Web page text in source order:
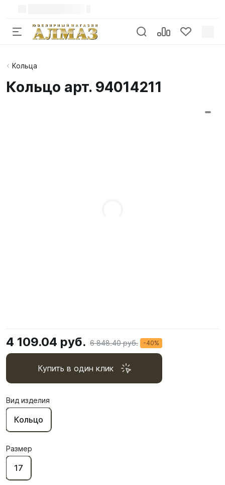
Кольца
Кольцо арт. 94014211
4 109.04 руб. 6 848.40 руб. -40%
Купить в один клик
Вид изделия
Кольцо
Размер
17